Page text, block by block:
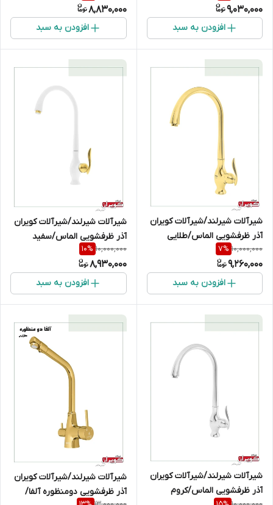
9,030,000
افزودن به سبد
8,830,000
افزودن به سبد
شیرآلات شیرلند/شیرآلات کویران
آذر ظرفشویی الماس/طلایی
10,000,000
7%
9,260,000
افزودن به سبد
شیرآلات شیرلند/شیرآلات کویران
آذر ظرفشویی الماس/سفید
طلایی
10,000,000
10%
8,930,000
افزودن به سبد
شیرآلات شیرلند/شیرآلات کویران
آذر ظرفشویی الماس/کروم
شیرآلات شیرلند/شیرآلات کویران
آذر ظرفشویی دومنظوره آلفا/